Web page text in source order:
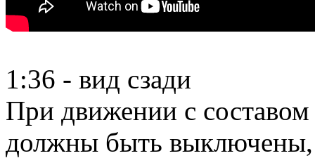
1:36 - вид сзади
При движении с
должны быть выключены,